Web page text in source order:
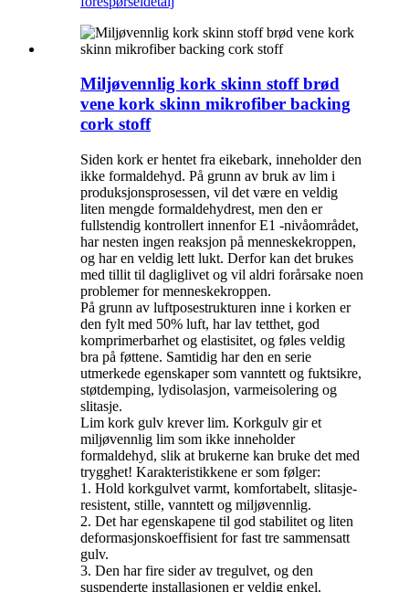
Miljøvennlig kork skinn stoff brød
vene kork skinn mikrofiber backing
cork stoff
Siden kork er hentet fra eikebark, inneholder den
ikke formaldehyd. På grunn av bruk av lim i
produksjonsprosessen, vil det være en veldig
liten mengde formaldehydrest, men den er
fullstendig kontrollert innenfor E1 -nivåområdet,
har nesten ingen reaksjon på menneskekroppen,
og har en veldig lett lukt. Derfor kan det brukes
med tillit til dagliglivet og vil aldri forårsake noen
problemer for menneskekroppen.
På grunn av luftposestrukturen inne i korken er
den fylt med 50% luft, har lav tetthet, god
komprimerbarhet og elastisitet, og føles veldig
bra på føttene. Samtidig har den en serie
utmerkede egenskaper som vanntett og fuktsikre,
støtdemping, lydisolasjon, varmeisolering og
slitasje.
Lim kork gulv krever lim. Korkgulv gir et
miljøvennlig lim som ikke inneholder
formaldehyd, slik at brukerne kan bruke det med
trygghet! Karakteristikkene er som følger:
1. Hold korkgulvet varmt, komfortabelt, slitasje-
resistent, stille, vanntett og miljøvennlig.
2. Det har egenskapene til god stabilitet og liten
deformasjonskoeffisient for fast tre sammensatt
gulv.
3. Den har fire sider av tregulvet, og den
suspenderte installasjonen er veldig enkel.